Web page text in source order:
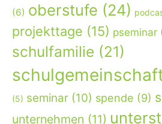
(6) oberstufe (24)
projekttage (15) pseminar
schulfamilie (21)
(5) seminar (10) spende (9)
unternehmen (11)